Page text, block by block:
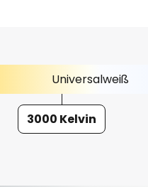
Universalweiß
3000 Kelvin